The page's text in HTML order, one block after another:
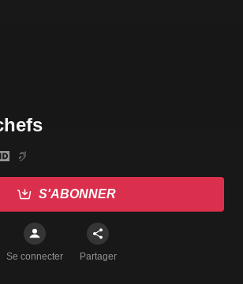
S'ABONNER
Se connecter Partager